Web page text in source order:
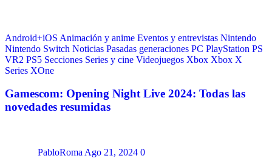
Android+iOS Animación y anime Eventos y entrevistas Nintendo
Nintendo Switch Noticias Pasadas generaciones PC PlayStation PS
VR2 PS5 Secciones Series y cine Videojuegos Xbox Xbox X
Series XOne
Gamescom: Opening Night Live 2024: Todas las
novedades resumidas
PabloRoma Ago 21, 2024 0